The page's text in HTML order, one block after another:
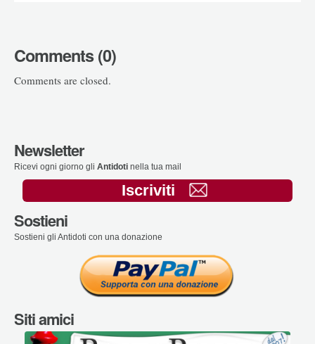
Comments (0)
Comments are closed.
Newsletter
Ricevi ogni giorno gli Antidoti nella tua mail
Iscriviti
Sostieni
Sostieni gli Antidoti con una donazione
Siti amici